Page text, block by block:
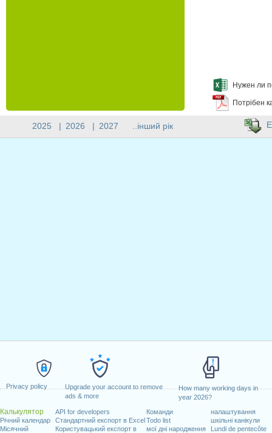
Privacy policy
Upgrade your account to remove
ads & more
How many working days in
year 2026?
Калькулятор
Річний календар
Місячний
API for developers
Стандартний експорт в Excel
Користувацький експорт в
Команди
Todo list
мої дні народження
налаштування
шкільні канікули
Lundi de pentecôte
Нужен ли
Потрібен
2025 | 2026 | 2027 ..інший рік